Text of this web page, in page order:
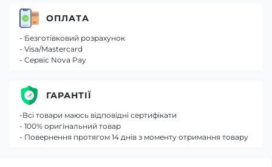
ОПЛАТА
- Безготівковий розрахунок
- Visa/Mastercard
- Сервіс Nova Pay
ГАРАНТІЇ
-Всі товари маюсь відповідні сертифікати
- 100% оригінальний товар
- Повернення протягом 14 днів з моменту отримання товару